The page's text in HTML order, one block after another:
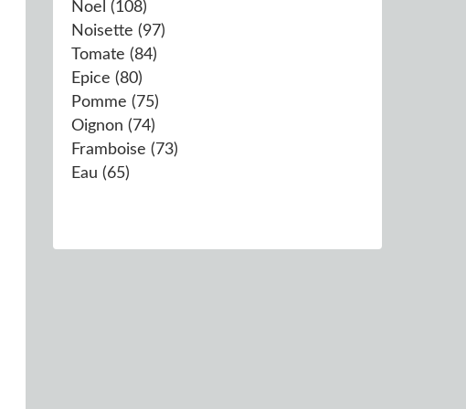
Noel (108)
Noisette (97)
Tomate (84)
Epice (80)
Pomme (75)
Oignon (74)
Framboise (73)
Eau (65)